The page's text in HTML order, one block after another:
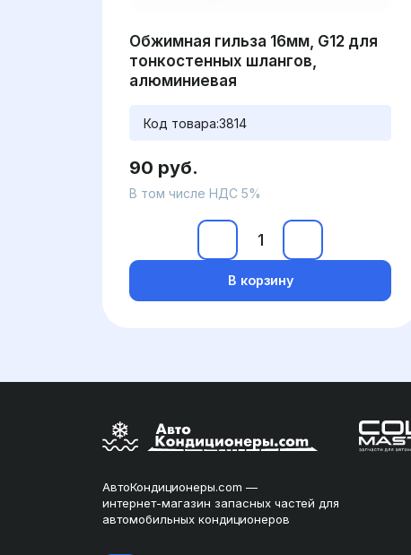
Обжимная гильза 16мм, G12 для
тонкостенных шлангов,
алюминиевая
Код товара:3814
90 руб.
В том числе НДС 5%
В корзину
АвтоКондиционеры.com —
интернет-магазин запасных частей для
автомобильных кондиционеров